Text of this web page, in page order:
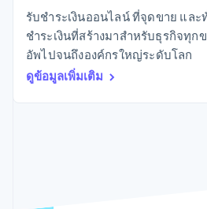
Data
Pipeline
การซิงค์
ข้อมูล
แวดวงครีเอเตอร์
เกม
การบริการ การเดิ
และสันทนาการ
ประกันภัย
สื่อและความบันเทิง
บริการเฉพาะทาง
การเชื่อมต่อการทำ
แอป
ตัวอย่างโค้ด
บล็อกของนักพัฒนา
การติดต่อ
ติดต่อฝ่ายขาย
รับชำระเงินออนไลน์ ที่จุดขาย แล
ชำระเงินที่สร้างมาสำหรับธุรกิจทุ
อัพไปจนถึงองค์กรใหญ่ระดับโลก
ดูข้อมูลเพิ่มเติม